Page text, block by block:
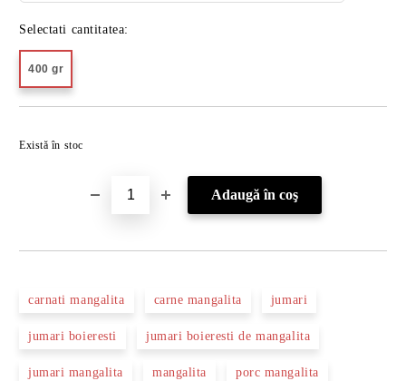
Selectati cantitatea:
400 gr
Există în stoc
carnati mangalita carne mangalita jumari
jumari boieresti jumari boieresti de mangalita
jumari mangalita mangalita porc mangalita